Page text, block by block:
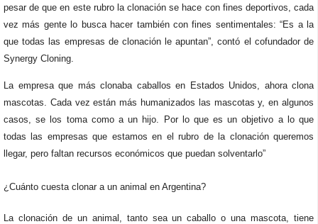
pesar de que en este rubro la clonación se hace con fines deportivos, cada
vez más gente lo busca hacer también con fines sentimentales: “Es a la
que todas las empresas de clonación le apuntan”, contó el cofundador de
Synergy Cloning.
La empresa que más clonaba caballos en Estados Unidos, ahora clona
mascotas. Cada vez están más humanizados las mascotas y, en algunos
casos, se los toma como a un hijo. Por lo que es un objetivo a lo que
todas las empresas que estamos en el rubro de la clonación queremos
llegar, pero faltan recursos económicos que puedan solventarlo”
¿Cuánto cuesta clonar a un animal en Argentina?
La clonación de un animal, tanto sea un caballo o una mascota, tiene